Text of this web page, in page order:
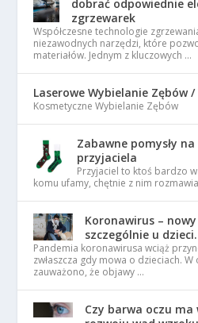
dobrać odpowiednie
zgrzewarek
Współczesne technologie
niezawodnych narzędzi, które
materiałów. Jednym z kluczowych …
Laserowe Wybielanie Zębów
Kosmetyczne Wybielanie Zębów
Zabawne pomysły
przyjaciela
Przyjaciel to ktoś bardzo
komu ufamy, chętnie z nim
Koronawirus –
szczególnie u dzieci.
Pandemia koronawirusa wciąż
zwłaszcza gdy mowa o dzieciach.
zauważono, że objawy …
Czy barwa oczu ma